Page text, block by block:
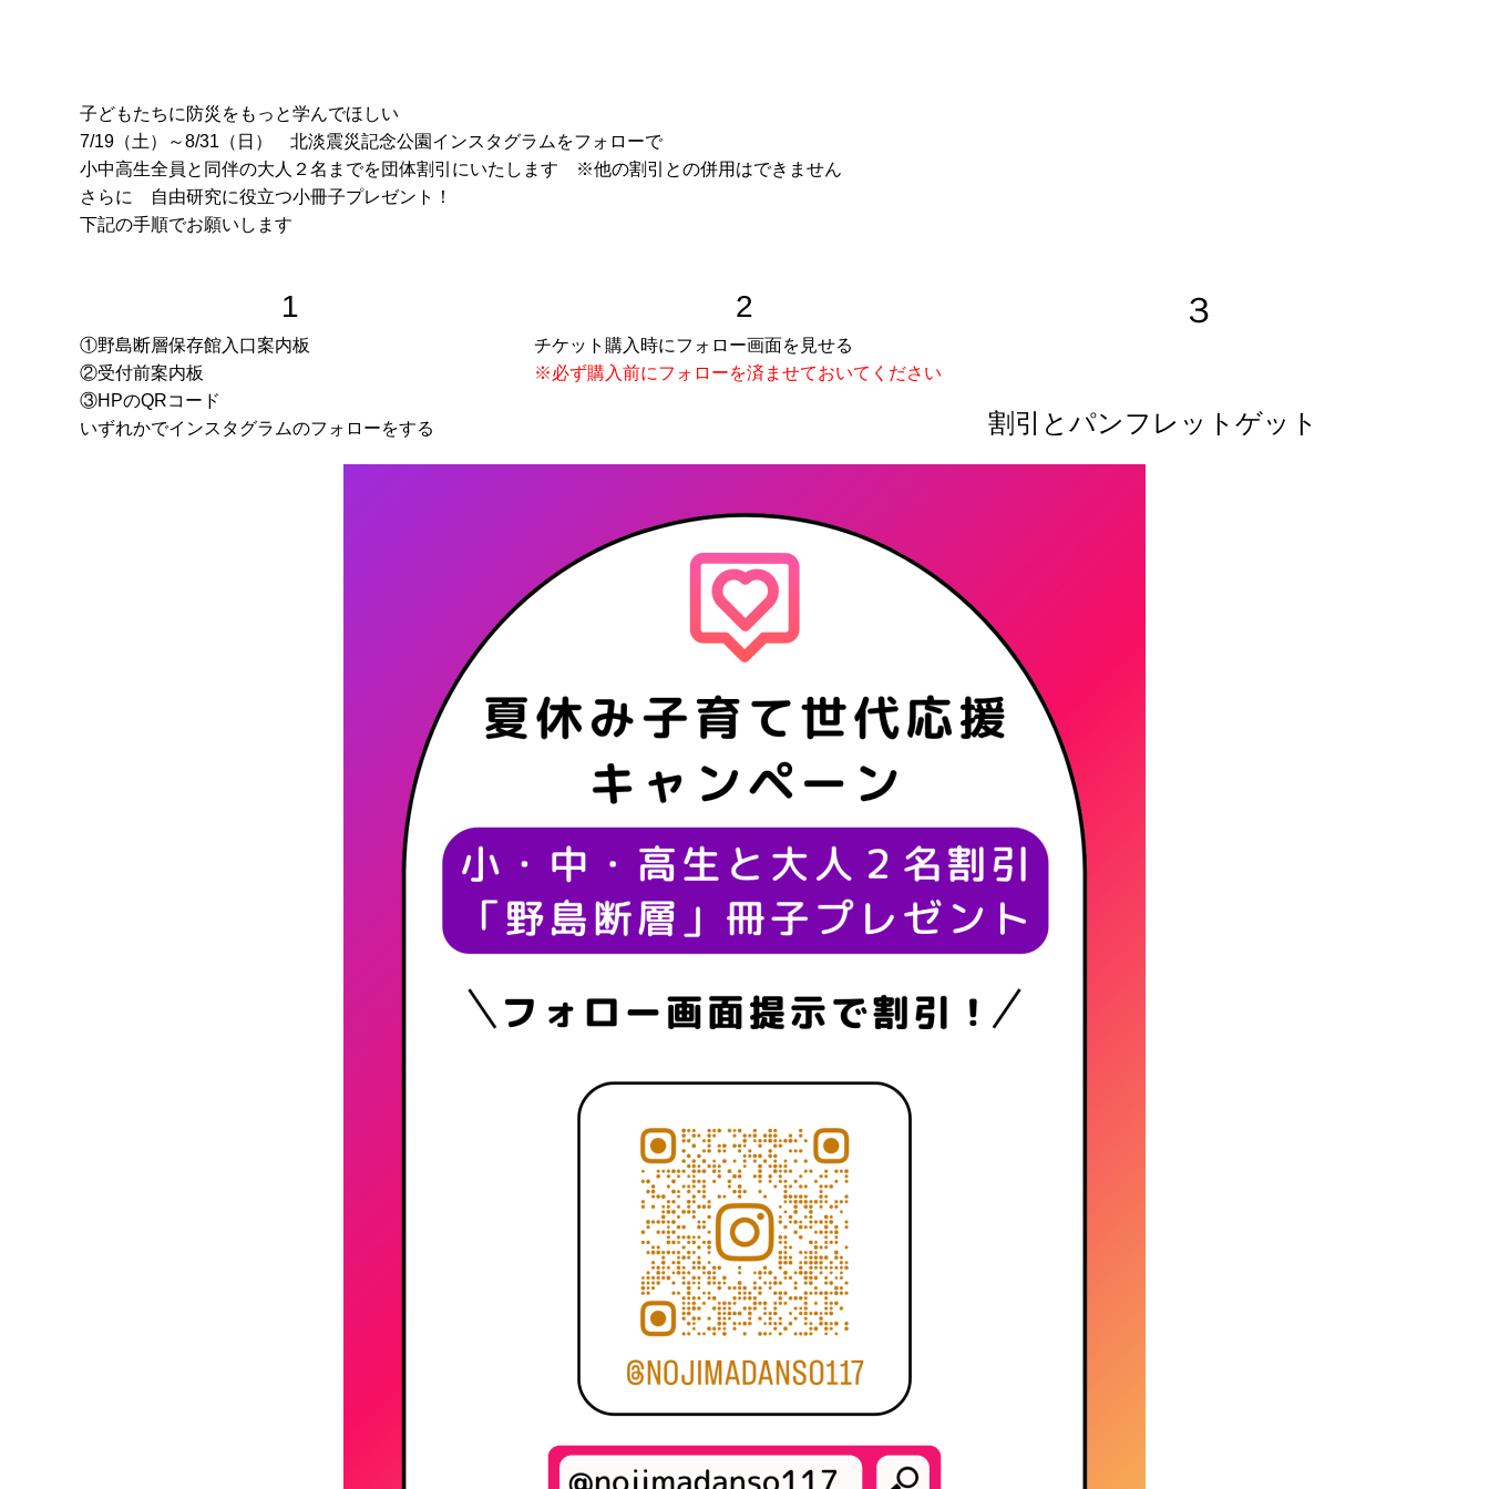
子どもたちに防災をもっと学んでほしい
7/19（土）～8/31（日） 北淡震災記念公園インスタグラムをフォローで
小中高生全員と同伴の大人２名までを団体割引にいたします ※他の割引との併用はできません
さらに 自由研究に役立つ小冊子プレゼント！
下記の手順でお願いします
1
①野島断層保存館入口案内板
②受付前案内板
③HPのQRコード
いずれかでインスタグラムのフォローをする
2
チケット購入時にフォロー画面を見せる
※必ず購入前にフォローを済ませておいてください
３
割引とパンフレットゲット